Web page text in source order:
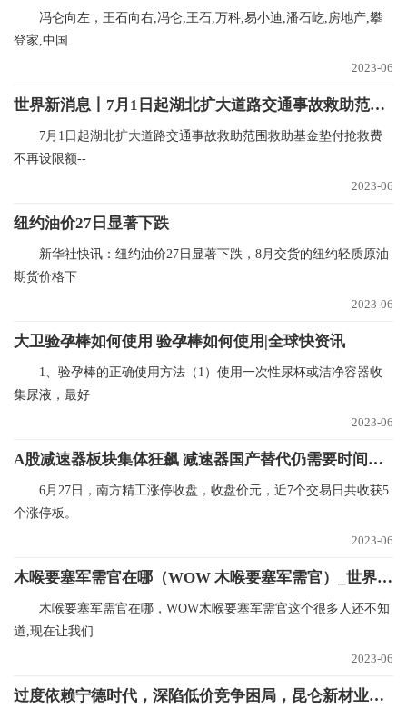
冯仑向左，王石向右,冯仑,王石,万科,易小迪,潘石屹,房地产,攀
登家,中国
2023-06
世界新消息丨7月1日起湖北扩大道路交通事故救助范围 救助基金垫付抢救费不再设限额
7月1日起湖北扩大道路交通事故救助范围救助基金垫付抢救费
不再设限额--
2023-06
纽约油价27日显著下跌
新华社快讯：纽约油价27日显著下跌，8月交货的纽约轻质原油
期货价格下
2023-06
大卫验孕棒如何使用 验孕棒如何使用|全球快资讯
1、验孕棒的正确使用方法（1）使用一次性尿杯或洁净容器收
集尿液，最好
2023-06
A股减速器板块集体狂飙 减速器国产替代仍需要时间和耐心
6月27日，南方精工涨停收盘，收盘价元，近7个交易日共收获5
个涨停板。
2023-06
木喉要塞军需官在哪（WOW 木喉要塞军需官）_世界新消息
木喉要塞军需官在哪，WOW木喉要塞军需官这个很多人还不知
道,现在让我们
2023-06
过度依赖宁德时代，深陷低价竞争困局，昆仑新材业绩恐大幅下滑